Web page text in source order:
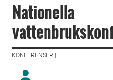
Nationella
KONFERENSER |